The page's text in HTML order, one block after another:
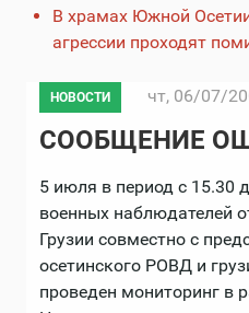
В храмах Южной
агрессии проходят
НОВОСТИ чт, 06/07/
СООБЩЕНИЕ
5 июля в период с 15.30
военных наблюдателей
Грузии совместно с
осетинского РОВД и
проведен мониторинг в